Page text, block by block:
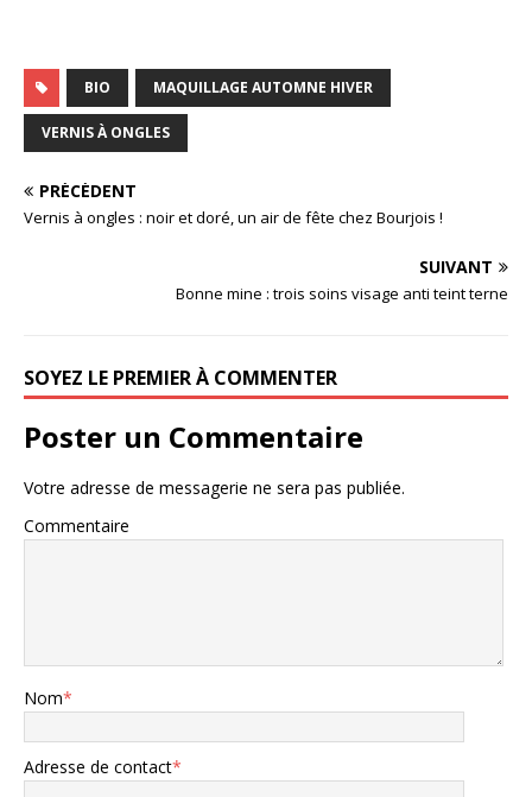
BIO MAQUILLAGE AUTOMNE HIVER
VERNIS À ONGLES
PRÉCÉDENT
Vernis à ongles : noir et doré, un air de fête chez Bourjois !
SUIVANT
Bonne mine : trois soins visage anti teint terne
SOYEZ LE PREMIER À COMMENTER
Poster un Commentaire
Votre adresse de messagerie ne sera pas publiée.
Commentaire
Nom*
Adresse de contact*